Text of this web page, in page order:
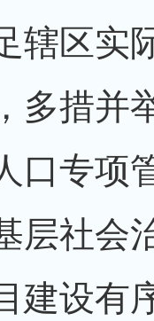
辖区实
多措并
口专项
层社会
建设有